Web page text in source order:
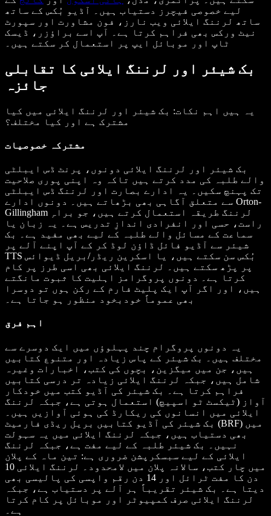
لیے خصوصی فیچرز دستیاب ہیں۔ آڈیو بُکس کے ساتھ
ساتھ لرننگ ایلائی ویب نارز، فون مشاورت اور سپورٹ
نیٹ ورکس بھی فراہم کرتا ہے۔ آپ اسے براؤزر، ڈیسک
ٹاپ اور موبائل ایپ پر استعمال کر سکتے ہیں۔
بک شیئر اور لرننگ ایلائی کا تقابلی
جائزہ
یہ ہیں اہم نکات: بک شیئر اور لرننگ ایلائی میں کیا
مشترک ہے اور کیا مختلف؟
مشترکہ خصوصیات
بک شیئر اور لرننگ ایلائی دونوں، پرنٹ ڈس ایبلٹی
والے طلبہ کی مدد کرتے ہیں تاکہ وہ اپنی پوری صلاحیت
تک پہنچ سکیں۔ یہ ادارے بصارت اور لرننگ ڈس ایبلٹی
سے متعلق آگاہی بھی بڑھاتے ہیں۔ دونوں ادارے Orton-
Gillingham لرننگ طریقہ استعمال کرتے ہیں، جو براہِ
راست، حسی اور انفرادی اندازِ تدریس ہے۔ یہ زبان یا
سماعت کے مسائل والے طلبہ کے لیے بھی مفید ہے۔ بک
شیئر سے آڈیو فائل ڈاؤن لوڈ کر کے آپ اپنے آلے پر
TTS بُکس سن سکتے ہیں، یا اسکرین ریڈر/بریل ڈیوائس
پر پڑھ سکتے ہیں۔ لرننگ ایلائی بھی اسی طرز پر کام
کرتا ہے۔ دونوں پروگرامز اہلیت کا ثبوت مانگتے
ہیں، اور اگر آپ ایک پلیٹ فارم کے رکن ہوں تو دوسرا
بھی عموماً خودبخود منظور ہو جاتا ہے۔
اہم فرق
یہ دونوں پروگرام چند پہلوؤں میں ایک دوسرے سے
مختلف ہیں۔ بک شیئر کے پاس زیادہ اور متنوع کتابیں
ہیں، جن میں میگزین، بچوں کی کتب، اخبارات وغیرہ
شامل ہیں، جبکہ لرننگ ایلائی زیادہ تر درسی کتابیں
فراہم کرتا ہے۔ بک شیئر کی آڈیو کتب میں خودکار
آواز (ٹیکسٹ ٹو اسپیچ) استعمال ہوتی ہے، جبکہ لرننگ
ایلائی میں انسانوں کی ریکارڈ کی ہوئی آوازیں ہیں۔
بک شیئر کی آڈیو کتابیں بریل ریڈی فارمیٹ (BRF) میں
بھی دستیاب ہیں، جبکہ لرننگ ایلائی میں یہ سہولت
نہیں۔ بک شیئر طلبہ کے لیے مفت ہے، جبکہ لرننگ
ایلائی کے لیے سبسکرپشن ضروری ہے: تین ماہ کے پلان
میں چار کتب، سالانہ پلان میں لامحدود۔ لرننگ ایلائی 10
دن کا مفت ٹرائل اور 14 دن رقم واپسی کی پالیسی بھی
دیتا ہے۔ بک شیئر تقریباً ہر آلے پر دستیاب ہے، جبکہ
لرننگ ایلائی صرف کمپیوٹر اور موبائل پر کام کرتا
ہے۔